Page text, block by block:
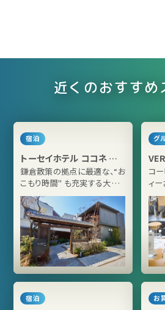
近くのおすすめ
宿泊
トーセイホテル ココネ 鎌
倉
鎌倉散策の拠点に最適な、“お
こもり時間" も充実する大浴
場付きホテル
グ
コ
ィー
お試
宿泊 お